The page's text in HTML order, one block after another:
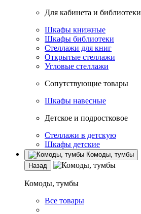
Для кабинета и библиотеки
Шкафы книжные
Шкафы библиотеки
Стеллажи для книг
Открытые стеллажи
Угловые стеллажи
Сопутствующие товары
Шкафы навесные
Детское и подростковое
Стеллажи в детскую
Шкафы детские
Комоды, тумбы
Назад
Комоды, тумбы
Все товары